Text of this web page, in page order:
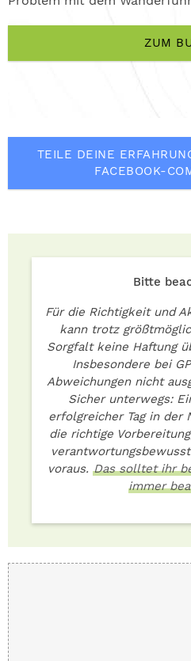
ZUM
TEILE DEINE
FACEBOOK-
Bitte
Für die Richtigkeit und
kann trotz
Sorgfalt keine Haftung
Insbesondere bei
Abweichungen nicht
Sicher unterwegs:
erfolgreicher Tag in der
die richtige
voraus. Das solltet ihr
immer